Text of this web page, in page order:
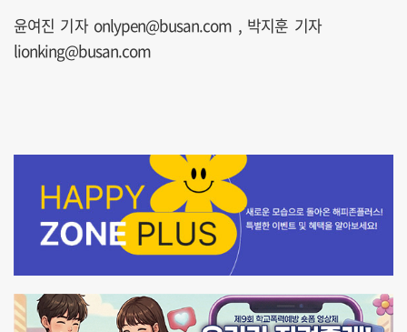
윤여진 기자 onlypen@busan.com , 박지훈 기자
lionking@busan.com